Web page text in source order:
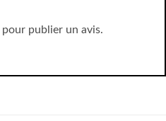
pour publier un avis.